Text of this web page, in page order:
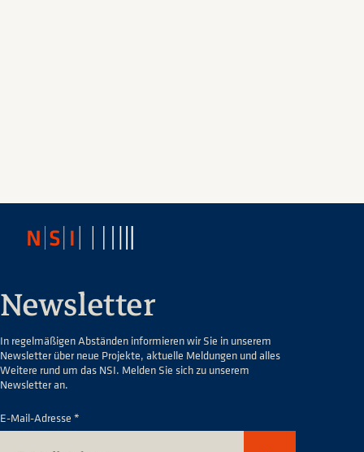
Newsletter
In regelmäßigen Abständen informieren wir Sie in unserem
Newsletter über neue Projekte, aktuelle Meldungen und alles
Weitere rund um das NSI. Melden Sie sich zu unserem
Newsletter an.
E-Mail-Adresse *